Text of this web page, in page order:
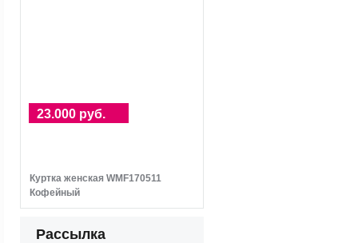
23.000 руб.
Куртка женская WMF170511
Кофейный
Рассылка